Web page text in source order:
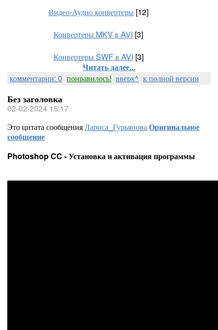
Видео-Аудио конвертеры[12]
Конвертеры MKV в AVI [3]
Конвертеры SWF в AVI [3]
Читать далее...
комментарии: 0 понравилось! вверх^ к полной версии
Без заголовка
02-02-2024 15:17
Это цитата сообщенияЛариса_ГурьяноваОригинальное
сообщение
Photoshop CC - Установка и активация программы